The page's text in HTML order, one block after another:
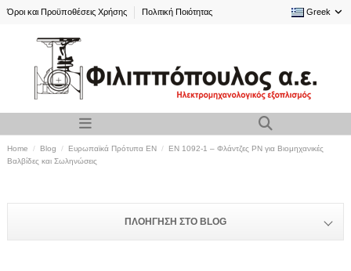
Όροι και Προϋποθέσεις Χρήσης Πολιτική Ποιότητας Greek
Home Blog Ευρωπαϊκά Πρότυπα EN
EN 1092-1 – Φλάντζες PN για Βιομηχανικές
Βαλβίδες και Σωληνώσεις
ΠΛΟΉΓΗΣΗ ΣΤΟ BLOG